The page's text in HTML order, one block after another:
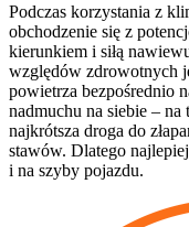
Podczas korzystania z
obchodzenie się z
kierunkiem i siłą
względów zdrowotnych
powietrza bezpośrednio
nadmuchu na siebie –
najkrótsza droga do
stawów. Dlatego
i na szyby pojazdu.